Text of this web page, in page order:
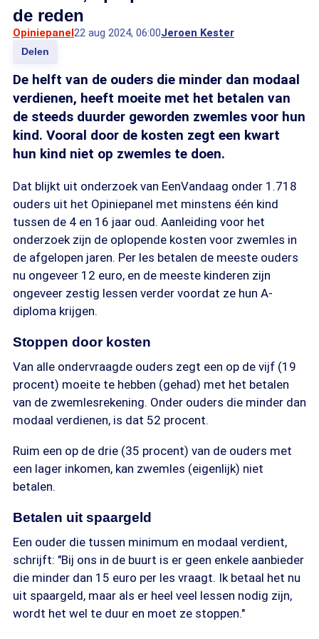
de reden
Opiniepanel22 aug 2024, 06:00Jeroen Kester
Delen
De helft van de ouders die minder dan modaal
verdienen, heeft moeite met het betalen van
de steeds duurder geworden zwemles voor hun
kind. Vooral door de kosten zegt een kwart
hun kind niet op zwemles te doen.
Dat blijkt uit onderzoek van EenVandaag onder 1.718
ouders uit het Opiniepanel met minstens één kind
tussen de 4 en 16 jaar oud. Aanleiding voor het
onderzoek zijn de oplopende kosten voor zwemles in
de afgelopen jaren. Per les betalen de meeste ouders
nu ongeveer 12 euro, en de meeste kinderen zijn
ongeveer zestig lessen verder voordat ze hun A-
diploma krijgen.
Stoppen door kosten
Van alle ondervraagde ouders zegt een op de vijf (19
procent) moeite te hebben (gehad) met het betalen
van de zwemlesrekening. Onder ouders die minder dan
modaal verdienen, is dat 52 procent.
Ruim een op de drie (35 procent) van de ouders met
een lager inkomen, kan zwemles (eigenlijk) niet
betalen.
Betalen uit spaargeld
Een ouder die tussen minimum en modaal verdient,
schrijft: "Bij ons in de buurt is er geen enkele aanbieder
die minder dan 15 euro per les vraagt. Ik betaal het nu
uit spaargeld, maar als er heel veel lessen nodig zijn,
wordt het wel te duur en moet ze stoppen."